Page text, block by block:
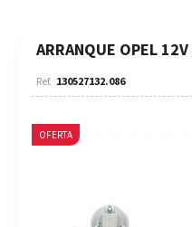
ARRANQUE OPEL
130527132.086
OFERTA